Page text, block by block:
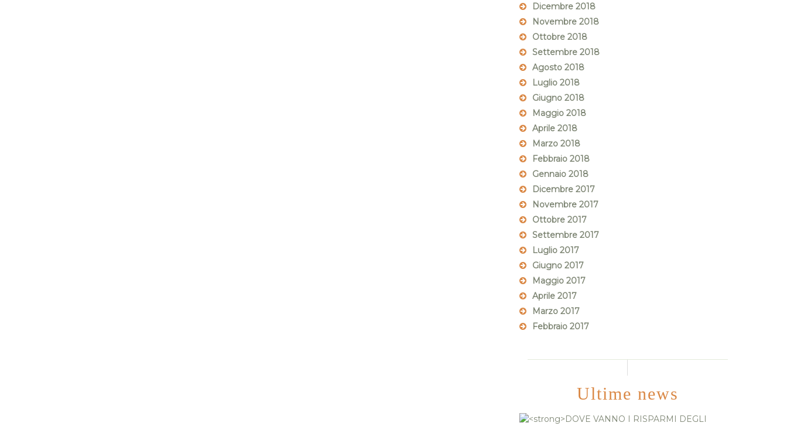
Dicembre 2018
Novembre 2018
Ottobre 2018
Settembre 2018
Agosto 2018
Luglio 2018
Giugno 2018
Maggio 2018
Aprile 2018
Marzo 2018
Febbraio 2018
Gennaio 2018
Dicembre 2017
Novembre 2017
Ottobre 2017
Settembre 2017
Luglio 2017
Giugno 2017
Maggio 2017
Aprile 2017
Marzo 2017
Febbraio 2017
Ultime news